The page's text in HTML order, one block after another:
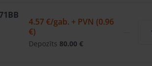
4.57 €/gab. + PVN (0.96
€)
Depozīts 80.00 €